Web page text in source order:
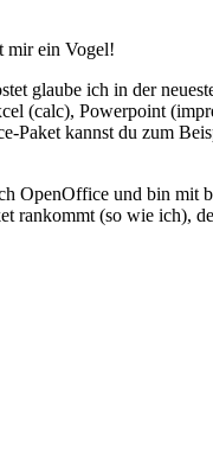
mir ein Vogel!
glaube ich in der
(calc), Powerpoint
Paket kannst du zum
OpenOffice und bin mit
rankommt (so wie ich),